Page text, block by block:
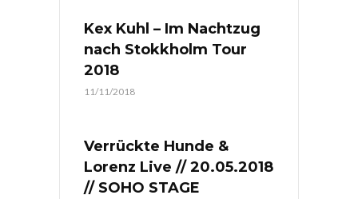
Kex Kuhl – Im Nachtzug
nach Stokkholm Tour
2018
11/11/2018
Verrückte Hunde &
Lorenz Live // 20.05.2018
// SOHO STAGE